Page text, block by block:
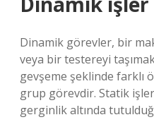
Dinamik görevler, bir
veya bir testereyi
gevşeme şeklinde farklı
grup görevdir. Statik
gerginlik altında